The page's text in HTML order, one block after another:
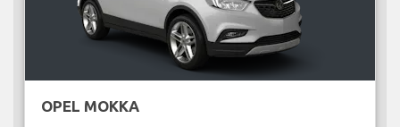
OPEL MOKKA